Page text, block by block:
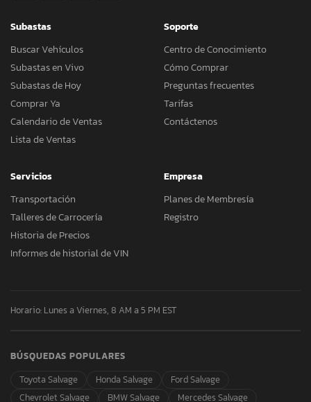
Subastas
Buscar Vehículos
Subastas en Vivo
Subastas de Hoy
Comprar Ya
Calendario de Ventas
Lista de Ventas
Soporte
Centro de Conocimiento
Cómo Comprar
Preguntas frecuentes
Tarifas
Contáctenos
Servicios
Transportación
Talleres de Carrocería
Historia de Precios
Informes de historial de VIN
Empresa
Planes de Membresía
Registro
Horario: Lunes a Viernes, 8 AM a 5 PM EST
BÚSQUEDAS POPULARES
Toyota Salvage
Honda Salvage
Ford Salvage
Chevrolet Salvage
BMW Salvage Mercedes Salvage